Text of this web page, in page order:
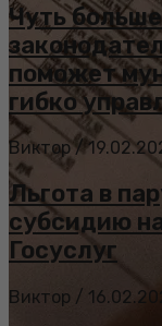
Чуть
поможет
гибко
Виктор /
Льгота в
субсидию
Госуслуг
Виктор /